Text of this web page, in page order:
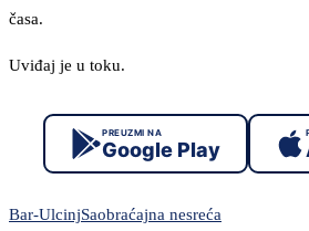
časa.
Uviđaj je u toku.
PREUZMI NA
Google Play
Bar-UlcinjSaobraćajna nesreća